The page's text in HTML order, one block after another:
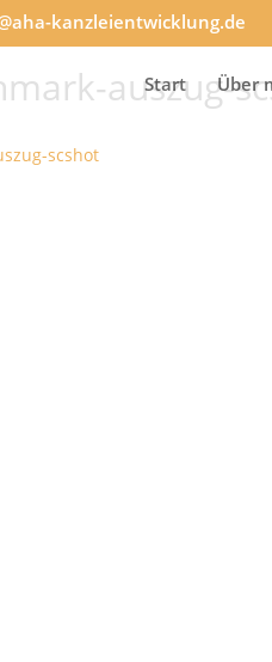
kanzleientwicklung.de
Start Über
auszug-
scshot